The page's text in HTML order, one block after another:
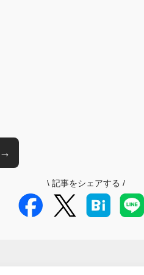
→
\ 記事をシェアする /